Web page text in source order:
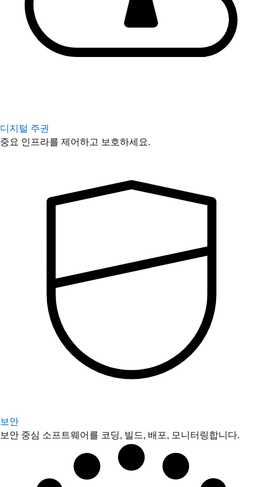
디지털 주권
중요 인프라를 제어하고 보호하세요.
보안
보안 중심 소프트웨어를 코딩, 빌드, 배포, 모니터링합니다.